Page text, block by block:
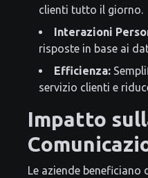
clienti tutto il giorno.
Interazioni
risposte in base ai
Efficienza:
servizio clienti e
Impatto
Le aziende beneficiano